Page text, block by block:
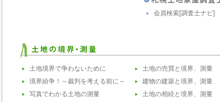
会員検索[調査士ナビ]
土地境界で争わないために
境界紛争！～裁判を考える前に～
写真でわかる土地の測量
土地の売買と境界、測量
建物の建築と境界、測量
土地の相続と境界、測量